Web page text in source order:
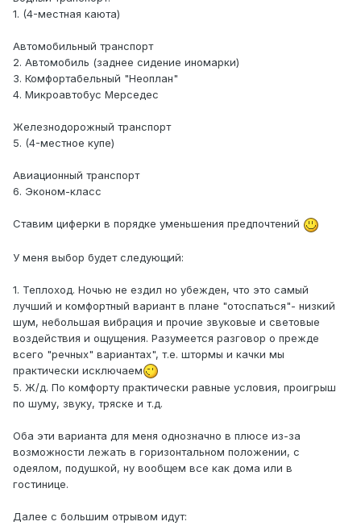
1. (4-местная каюта)
Автомобильный транспорт
2. Автомобиль (заднее сидение иномарки)
3. Комфортабельный "Неоплан"
4. Микроавтобус Мерседес
Железнодорожный транспорт
5. (4-местное купе)
Авиационный транспорт
6. Эконом-класс
Ставим циферки в порядке уменьшения предпочтений
У меня выбор будет следующий:
1. Теплоход. Ночью не ездил но убежден, что это самый
лучший и комфортный вариант в плане "отоспаться"- низкий
шум, небольшая вибрация и прочие звуковые и световые
воздействия и ощущения. Разумеется разговор о прежде
всего "речных" вариантах", т.е. штормы и качки мы
практически исключаем
5. Ж/д. По комфорту практически равные условия, проигрыш
по шуму, звуку, тряске и т.д.
Оба эти варианта для меня однозначно в плюсе из-за
возможности лежать в горизонтальном положении, с
одеялом, подушкой, ну вообщем все как дома или в
гостинице.
Далее с большим отрывом идут: